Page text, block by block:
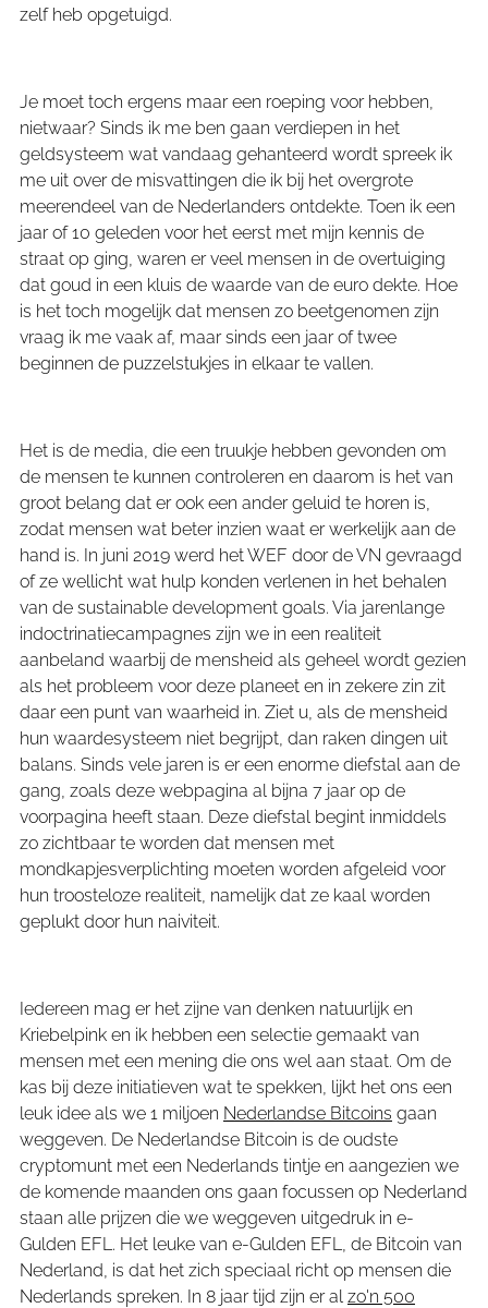
zelf heb opgetuigd.
Je moet toch ergens maar een roeping voor hebben,
nietwaar? Sinds ik me ben gaan verdiepen in het
geldsysteem wat vandaag gehanteerd wordt spreek ik
me uit over de misvattingen die ik bij het overgrote
meerendeel van de Nederlanders ontdekte. Toen ik een
jaar of 10 geleden voor het eerst met mijn kennis de
straat op ging, waren er veel mensen in de overtuiging
dat goud in een kluis de waarde van de euro dekte. Hoe
is het toch mogelijk dat mensen zo beetgenomen zijn
vraag ik me vaak af, maar sinds een jaar of twee
beginnen de puzzelstukjes in elkaar te vallen.
Het is de media, die een truukje hebben gevonden om
de mensen te kunnen controleren en daarom is het van
groot belang dat er ook een ander geluid te horen is,
zodat mensen wat beter inzien waat er werkelijk aan de
hand is. In juni 2019 werd het WEF door de VN gevraagd
of ze wellicht wat hulp konden verlenen in het behalen
van de sustainable development goals. Via jarenlange
indoctrinatiecampagnes zijn we in een realiteit
aanbeland waarbij de mensheid als geheel wordt gezien
als het probleem voor deze planeet en in zekere zin zit
daar een punt van waarheid in. Ziet u, als de mensheid
hun waardesysteem niet begrijpt, dan raken dingen uit
balans. Sinds vele jaren is er een enorme diefstal aan de
gang, zoals deze webpagina al bijna 7 jaar op de
voorpagina heeft staan. Deze diefstal begint inmiddels
zo zichtbaar te worden dat mensen met
mondkapjesverplichting moeten worden afgeleid voor
hun troosteloze realiteit, namelijk dat ze kaal worden
geplukt door hun naiviteit.
Iedereen mag er het zijne van denken natuurlijk en
Kriebelpink en ik hebben een selectie gemaakt van
mensen met een mening die ons wel aan staat. Om de
kas bij deze initiatieven wat te spekken, lijkt het ons een
leuk idee als we 1 miljoen Nederlandse Bitcoins gaan
weggeven. De Nederlandse Bitcoin is de oudste
cryptomunt met een Nederlands tintje en aangezien we
de komende maanden ons gaan focussen op Nederland
staan alle prijzen die we weggeven uitgedruk in e-
Gulden EFL. Het leuke van e-Gulden EFL, de Bitcoin van
Nederland, is dat het zich speciaal richt op mensen die
Nederlands spreken. In 8 jaar tijd zijn er al zo'n 500